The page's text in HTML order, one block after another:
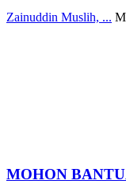
Zainuddin Muslih, ...
MOHON